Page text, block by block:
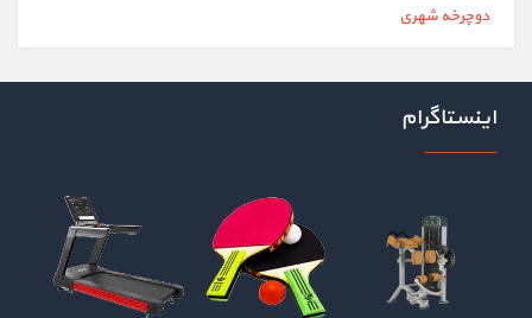
دوچرخه شهری
اینستاگرام